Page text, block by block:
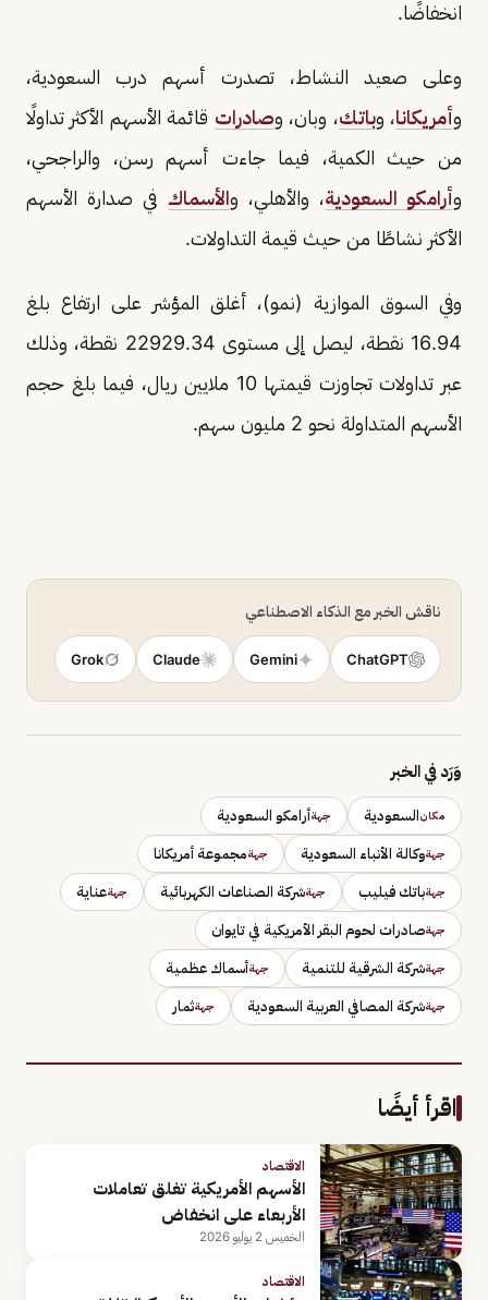
انخفاضًا.
وعلى صعيد النشاط، تصدرت أسهم درب السعودية،
وأمريكانا، وباتك، وبان، وصادرات قائمة الأسهم الأكثر تداولًا
من حيث الكمية، فيما جاءت أسهم رسن، والراجحي،
وأرامكو السعودية، والأهلي، والأسماك في صدارة الأسهم
الأكثر نشاطًا من حيث قيمة التداولات.
وفي السوق الموازية (نمو)، أغلق المؤشر على ارتفاع بلغ
16.94 نقطة، ليصل إلى مستوى 22929.34 نقطة، وذلك
عبر تداولات تجاوزت قيمتها 10 ملايين ريال، فيما بلغ حجم
الأسهم المتداولة نحو 2 مليون سهم.
ناقش الخبر مع الذكاء الاصطناعي
ChatGPT
Gemini
Claude
Grok
وَرَد في الخبر
مكانالسعودية جهةأرامكو السعودية
جهةوكالة الأنباء السعودية جهةمجموعة أمريكانا
جهةباتك فيليب جهةشركة الصناعات الكهربائية جهةعناية
جهةصادرات لحوم البقر الأمريكية في تايوان
جهةشركة الشرقية للتنمية جهةأسماك عظمية
جهةشركة المصافي العربية السعودية جهةثمار
اقرأ أيضًا
الاقتصاد
الأسهم الأمريكية تغلق تعاملات
الأربعاء على انخفاض
الخميس 2 يوليو 2026
الاقتصاد